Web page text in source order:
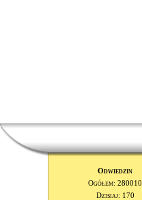
Odwiedzin
Ogółem: 280010
Dzisiaj: 170